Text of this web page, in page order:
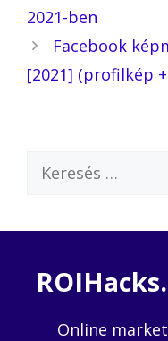
2021-ben
Facebook
[2021] (profilkép
Keresés:
Online